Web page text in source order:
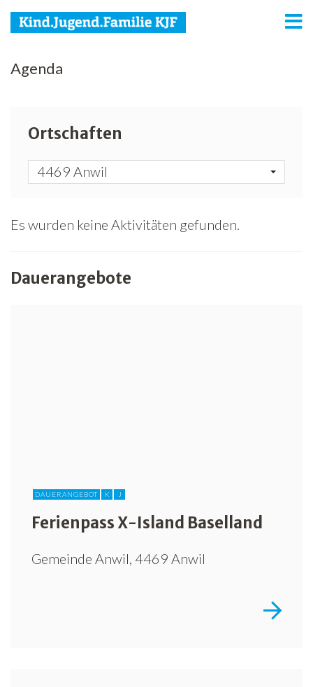
KJF
Media
Agenda
Spenden
Agenda
Ortschaften
4469 Anwil
Es wurden keine Aktivitäten gefunden.
Dauerangebote
DAUERANGEBOT K J
Ferienpass X-Island Baselland
Gemeinde Anwil, 4469 Anwil